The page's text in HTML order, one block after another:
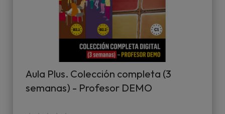
Aula Plus. Colección completa (3
semanas) - Profesor DEMO